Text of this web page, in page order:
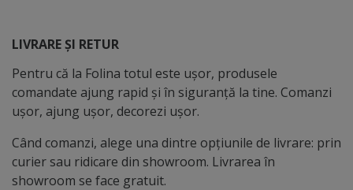
LIVRARE ȘI RETUR
Pentru că la Folina totul este ușor, produsele
comandate ajung rapid și în siguranță la tine. Comanzi
ușor, ajung ușor, decorezi ușor.
Când comanzi, alege una dintre opțiunile de livrare: prin
curier sau ridicare din showroom. Livrarea în
showroom se face gratuit.